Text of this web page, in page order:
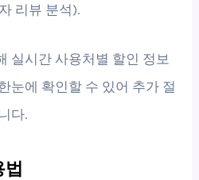
리뷰 분석).
실시간 사용처별 할인 정보
눈에 확인할 수 있어 추가 절
다.
법